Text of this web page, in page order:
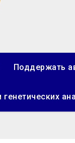
Поддержать